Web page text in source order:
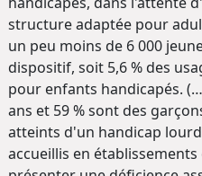
structure adaptée pour
un peu moins de 6 000
dispositif, soit 5,6 % des
pour enfants handicapés.
ans et 59 % sont des
atteints d'un handicap
accueillis en